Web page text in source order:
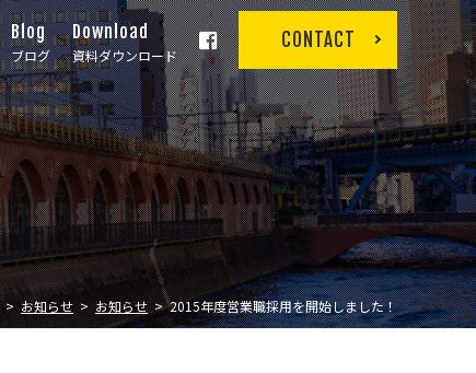
Blog
ブログ
Download
資料ダウンロード
CONTACT
お知らせ お知らせ 2015年度営業職採用を開始しました！